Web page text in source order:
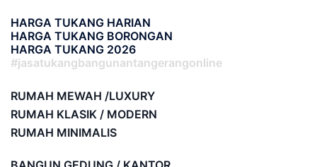
HARGA TUKANG HARIAN
HARGA TUKANG BORONGAN
HARGA TUKANG 2026
#jasatukangbangunantangerangonline
RUMAH MEWAH /LUXURY
RUMAH KLASIK / MODERN
RUMAH MINIMALIS